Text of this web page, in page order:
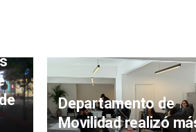
Departamento de
Movilidad realizó